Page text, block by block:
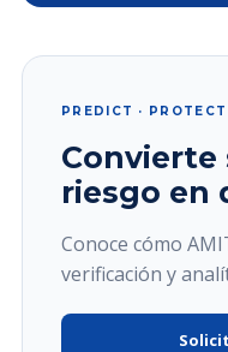
PREDICT · PROTECT
Convierte
riesgo en
Conoce cómo
verificación y